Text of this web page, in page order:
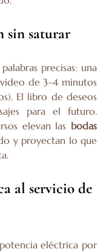
sin saturar
precisas: una
de 3–4 minutos
El libro de deseos
para el futuro.
elevan las bodas
y proyectan lo que
al servicio de
eléctrica por